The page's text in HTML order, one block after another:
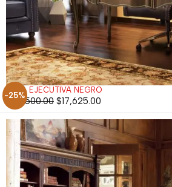
-25%
SILLA EJECUTIVA NEGRO
$23,500.00 $17,625.00